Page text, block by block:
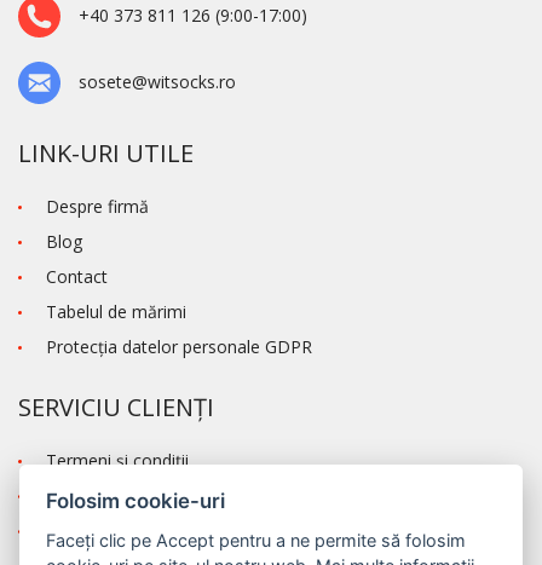
+40 373 811 126 (9:00-17:00)
sosete@witsocks.ro
LINK-URI UTILE
Despre firmă
Blog
Contact
Tabelul de mărimi
Protecţia datelor personale GDPR
SERVICIU CLIENȚI
Termeni şi condiţii
Transportul și modalitatea de plată
Reclamaţie
Folosim cookie-uri
Faceți clic pe Accept pentru a ne permite să folosim